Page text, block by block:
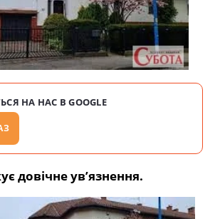
НА НАС В GOOGLE
довічне ув’язнення.